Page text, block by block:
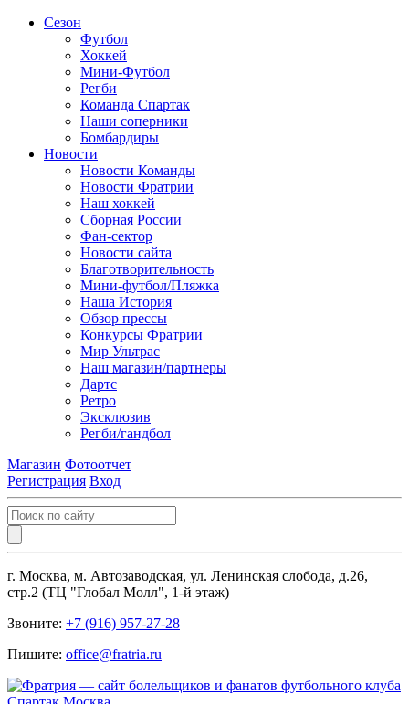
Сезон
Футбол
Хоккей
Мини-Футбол
Регби
Команда Спартак
Наши соперники
Бомбардиры
Новости
Новости Команды
Новости Фратрии
Наш хоккей
Сборная России
Фан-cектор
Новости сайта
Благотворительность
Мини-футбол/Пляжка
Наша История
Обзор прессы
Конкурсы Фратрии
Мир Ультрас
Наш магазин/партнеры
Дартс
Ретро
Эксклюзив
Регби/гандбол
Магазин Фотоотчет
Регистрация Вход
г. Москва, м. Автозаводская, ул. Ленинская слобода, д.26,
стр.2 (ТЦ "Глобал Молл", 1-й этаж)
Звоните: +7 (916) 957-27-28
Пишите: office@fratria.ru